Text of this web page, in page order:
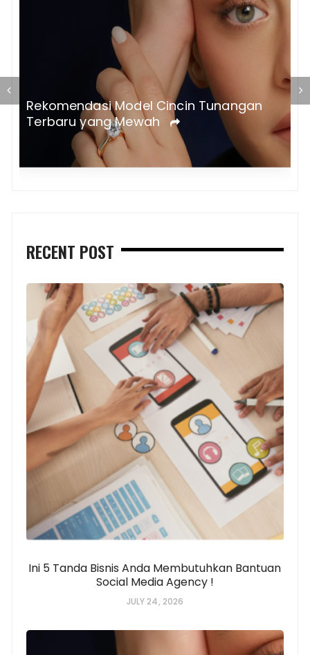
Rekomendasi Model Cincin Tunangan
Terbaru yang Mewah
RECENT POST
Ini 5 Tanda Bisnis Anda Membutuhkan Bantuan
Social Media Agency !
JULY 24, 2026